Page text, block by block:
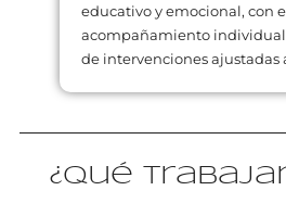
educativo y emocional, con
acompañamiento
de intervenciones ajustadas
¿Qué